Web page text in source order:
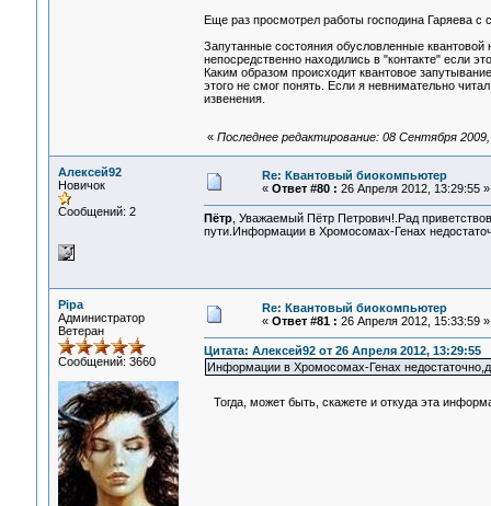
Еще раз просмотрел работы господина Гаряева
Запутанные состояния обусловленные
непосредственно находились в "контакте" если
Каким образом происходит квантовое
этого не смог понять. Если я невнимательно
извенения.
« Последнее редактирование: 08 Сентября
Алексей92
Новичок
Сообщений: 2
Re: Квантовый биокомпьютер
« Ответ #80 : 26 Апреля 2012, 13:29:55 »
Пётр, Уважаемый Пётр Петрович!.Рад
пути.Информации в Хромосомах-Генах
Pipa
Администратор
Ветеран
Сообщений: 3660
Re: Квантовый биокомпьютер
« Ответ #81 : 26 Апреля 2012, 15:33:59 »
Цитата: Алексей92 от 26 Апреля 2012, 13:29:55
Информации в Хромосомах-Генах
Тогда, может быть, скажете и откуда эта